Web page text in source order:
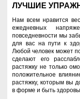
ЛУЧШИЕ
Нам всем нравится
ежедневных
повседневности мы
для вас на пути к
Любой человек может
сделают его
растяжку не только
положительное
растяжку, которым вы
в форме и быть